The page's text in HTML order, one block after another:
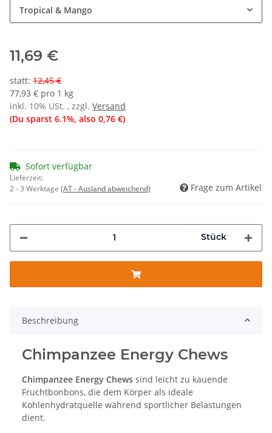
Tropical & Mango
11,69 €
statt: 12,45 €
77,93 € pro 1 kg
inkl. 10% USt. , zzgl. Versand
(Du sparst 6.1% , also 0,76 €)
Sofort verfügbar
Lieferzeit:
2 - 3 Werktage (AT - Ausland abweichend) Frage zum Artikel
Stück
Beschreibung
Chimpanzee Energy Chews
Chimpanzee Energy Chews sind leicht zu kauende
Fruchtbonbons, die dem Körper als ideale
Kohlenhydratquelle während sportlicher Belastungen
dient.